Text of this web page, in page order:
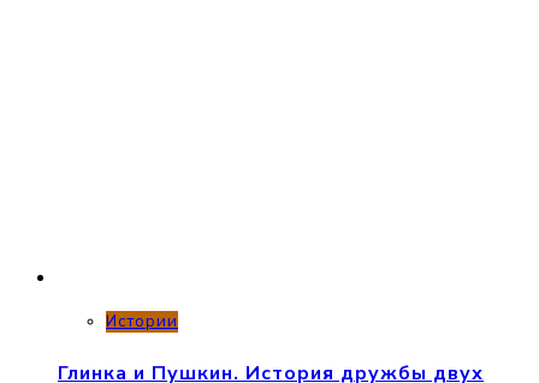
Истории
Глинка и Пушкин. История дружбы двух